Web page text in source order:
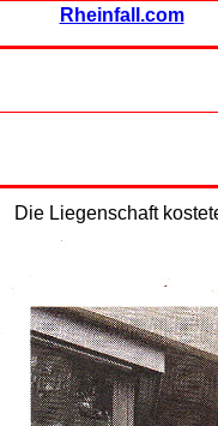
Rheinfall.com
Die Liegenschaft